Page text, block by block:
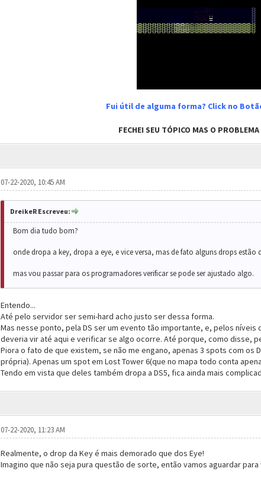
Fui útil de alguma forma? Click no
FECHEI SEU TÓPICO MAS O
07-22-2020, 10:45 AM
DreikeR Escreveu:
Bom dia tudo bom?
onde dropa a key, dropa a eye, e vice versa, mas de fato alguns drops
mas vou passar para os programadores verificar se pode ser ajustado algo.
Entendo...
Até pelo servidor ser semi-hard acho justo ser dessa forma.
Mas nesse ponto, pela DS ser um evento tão importante, e, pelos níveis
deveria vir até aqui e verificar se algo ocorre. Até porque, como disse,
Piora o fato de que existem, se não me engano, apenas 3 spots com os
própria). Apenas um spot em Lost Tower 6(que no mapa todo conta
Tendo em vista que deles também dropa a DS5, fica ainda mais
07-22-2020, 11:23 AM
Realmente, o drop da Key é mais demorado que dos Eye!
Imagino que não seja pura questão de sorte, então vamos aguardar